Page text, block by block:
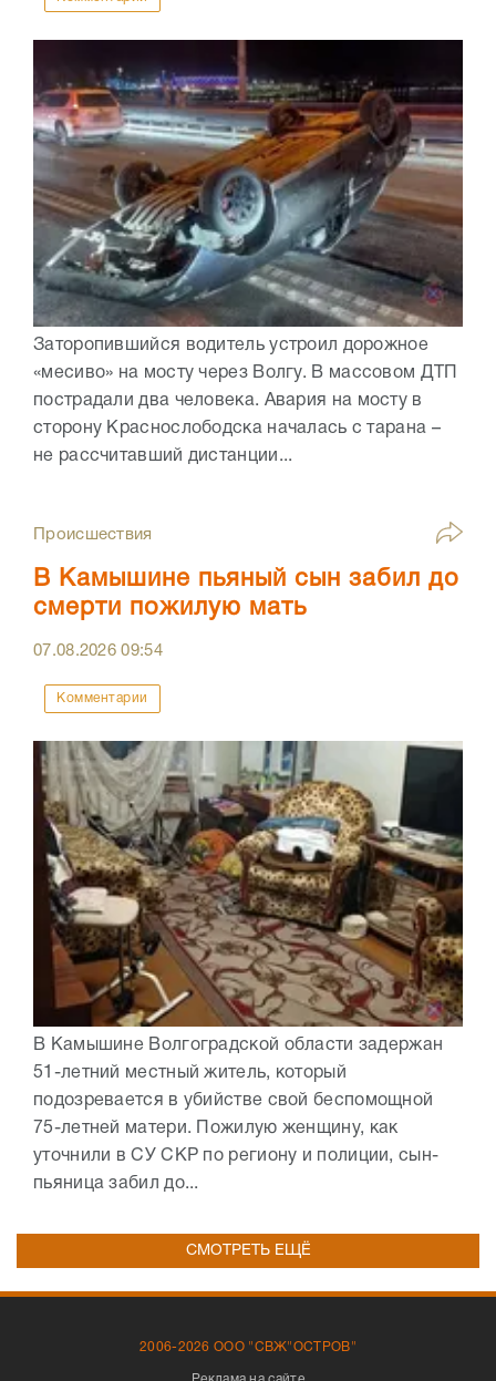
Заторопившийся водитель устроил дорожное
«месиво» на мосту через Волгу. В массовом ДТП
пострадали два человека. Авария на мосту в
сторону Краснослободска началась с тарана –
не рассчитавший дистанции...
Происшествия
В Камышине пьяный сын забил до
смерти пожилую мать
07.08.202609:54
Комментарии
В Камышине Волгоградской области задержан
51-летний местный житель, который
подозревается в убийстве свой беспомощной
75-летней матери. Пожилую женщину, как
уточнили в СУ СКР по региону и полиции, сын-
пьяница забил до...
СМОТРЕТЬ ЕЩЁ
2006-2026 ООО "СВЖ"ОСТРОВ"